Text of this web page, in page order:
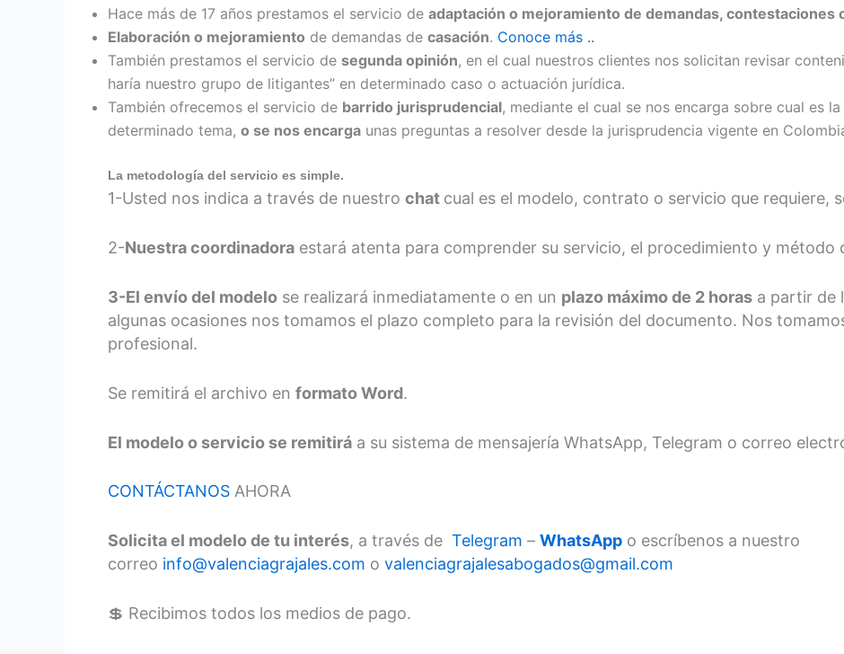
Hace más de 17 años prestamos el servicio de adaptación o mejoramiento de demandas, contestaciones
Elaboración o mejoramiento de demandas de casación. Conoce más ..
También prestamos el servicio de segunda opinión, en el cual nuestros clientes nos solicitan revisar
haría nuestro grupo de litigantes” en determinado caso o actuación jurídica.
También ofrecemos el servicio de barrido jurisprudencial, mediante el cual se nos encarga sobre cual es
determinado tema, o se nos encarga unas preguntas a resolver desde la jurisprudencia vigente en
La metodología del servicio es simple.
1-Usted nos indica a través de nuestro chat cual es el modelo, contrato o servicio que requiere,
2-Nuestra coordinadora estará atenta para comprender su servicio, el procedimiento y método
3-El envío del modelo se realizará inmediatamente o en un plazo máximo de 2 horas a partir de
algunas ocasiones nos tomamos el plazo completo para la revisión del documento. Nos
profesional.
Se remitirá el archivo en formato Word.
El modelo o servicio se remitirá a su sistema de mensajería WhatsApp, Telegram o correo
CONTÁCTANOS AHORA
Solicita el modelo de tu interés, a través de Telegram – WhatsApp o escríbenos a nuestro
correo info@valenciagrajales.com o valenciagrajalesabogados@gmail.com
💲 Recibimos todos los medios de pago.